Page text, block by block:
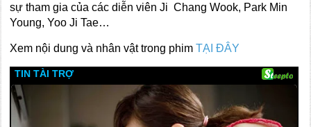
sự tham gia của các diễn viên Ji Chang Wook, Park Min
Young, Yoo Ji Tae…
Xem nội dung và nhân vật trong phimTẠI ĐÂY